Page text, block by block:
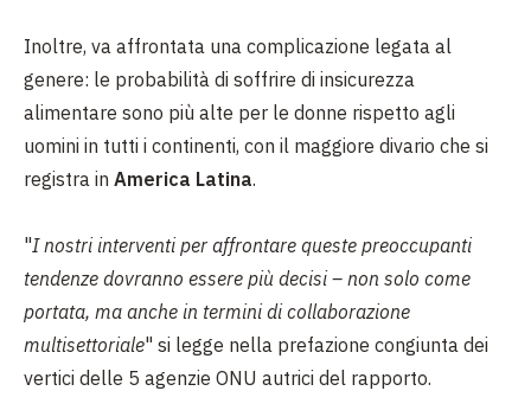
Inoltre, va affrontata una complicazione legata al
genere: le probabilità di soffrire di insicurezza
alimentare sono più alte per le donne rispetto agli
uomini in tutti i continenti, con il maggiore divario che si
registra in America Latina.
"I nostri interventi per affrontare queste preoccupanti
tendenze dovranno essere più decisi – non solo come
portata, ma anche in termini di collaborazione
multisettoriale" si legge nella prefazione congiunta dei
vertici delle 5 agenzie ONU autrici del rapporto.